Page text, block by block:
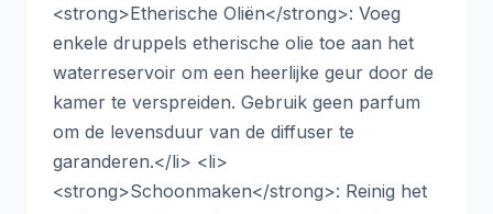
<strong>Etherische Oliën</strong>: Voeg
enkele druppels etherische olie toe aan het
waterreservoir om een heerlijke geur door de
kamer te verspreiden. Gebruik geen parfum
om de levensduur van de diffuser te
garanderen.</li> <li>
<strong>Schoonmaken</strong>: Reinig het